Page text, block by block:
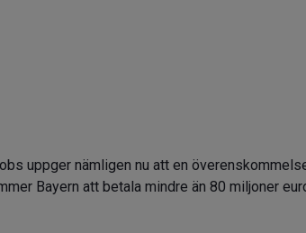
uppger nämligen nu att en
Bayern att betala mindre än 80 miljoner